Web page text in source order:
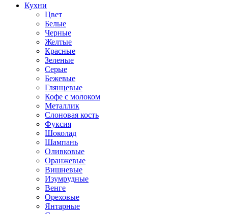
Кухни
Цвет
Белые
Черные
Желтые
Красные
Зеленые
Серые
Бежевые
Глянцевые
Кофе с молоком
Металлик
Слоновая кость
Фуксия
Шоколад
Шампань
Оливковые
Оранжевые
Вишневые
Изумрудные
Венге
Ореховые
Янтарные